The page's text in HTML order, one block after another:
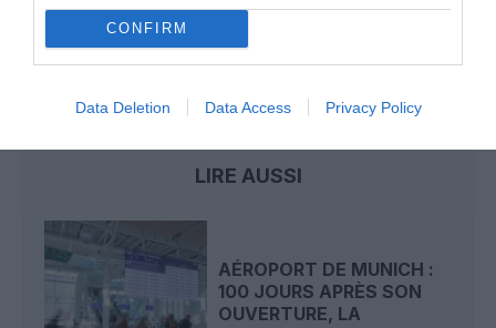
CONFIRM
Data Deletion Data Access Privacy Policy
diplomatique
LIRE AUSSI
AÉROPORT DE MUNICH :
100 JOURS APRÈS SON
OUVERTURE, LA